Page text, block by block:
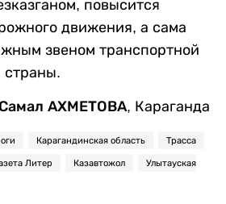
повысится
движения, а сама
звеном транспортной
страны.
Самал АХМЕТОВА, Караганда
Карагандинская область Трасса
Литер Казавтожол Улытауская